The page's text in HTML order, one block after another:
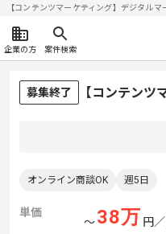
【コンテンツマーケティング】デジタル
企業の方 案件検索
募集終了 【コンテン
オンライン商談OK 週5日
単価
〜38万 円